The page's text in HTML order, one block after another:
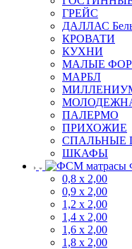
ГРЕЙС
ДАЛЛАС
КРОВАТИ
КУХНИ
МАЛЫЕ
МАРБЛ
ПАЛЕРМО
ПРИХОЖИЕ
СПАЛЬНЫЕ
ШКАФЫ
0,8 х 2,00
0,9 х 2,00
1,2 х 2,00
1,4 х 2,00
1,6 х 2,00
1,8 х 2,00